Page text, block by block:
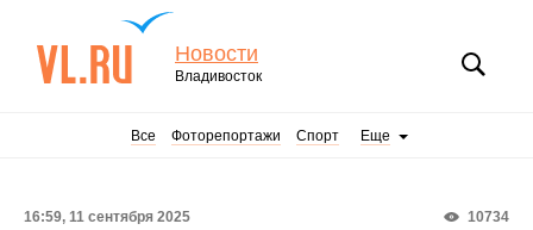
Новости
Владивосток
Все Фоторепортажи Спорт Еще
10734
16:59, 11 сентября 2025